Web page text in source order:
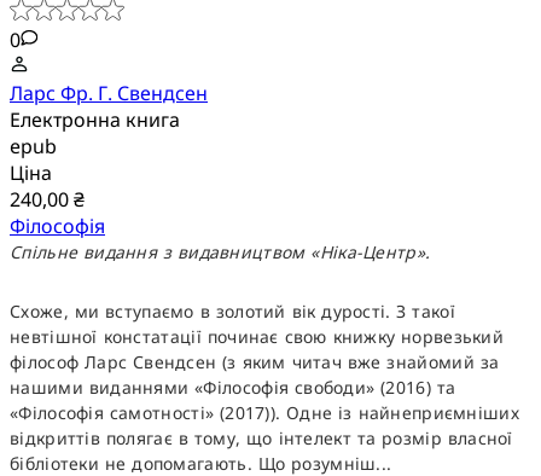
0
Ларс Фр. Г. Свендсен
Електронна книга
epub
Ціна
240,00 ₴
Філософія
Спільне видання з видавництвом «Ніка-Центр».
Схоже, ми вступаємо в золотий вік дурості. З такої
невтішної констатації починає свою книжку норвезький
філософ Ларс Свендсен (з яким читач вже знайомий за
нашими виданнями «Філософія свободи» (2016) та
«Філософія самотності» (2017)). Одне із найнеприємніших
відкриттів полягає в тому, що інтелект та розмір власної
бібліотеки не допомагають. Що розумніш...